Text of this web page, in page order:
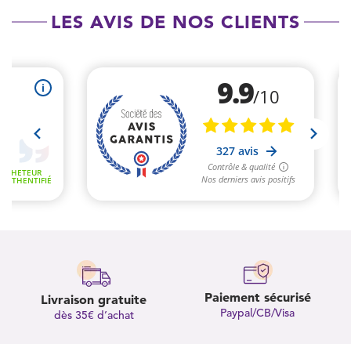
LES AVIS DE NOS CLIENTS
Livraison gratuite
dès 35€ d’achat
Paiement sécurisé
Paypal/CB/Visa